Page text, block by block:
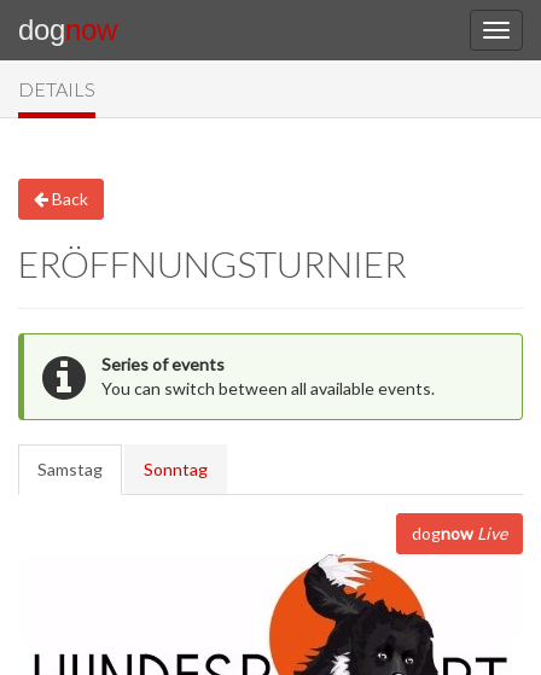
dognow
DETAILS
Back
ERÖFFNUNGSTURNIER
Series of events
You can switch between all available events.
Samstag Sonntag
dognow Live